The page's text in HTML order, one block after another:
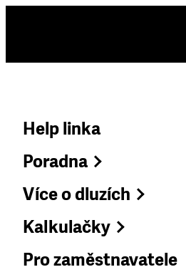
Help linka
Poradna
Více o dluzích
Kalkulačky
Pro zaměstnavatele